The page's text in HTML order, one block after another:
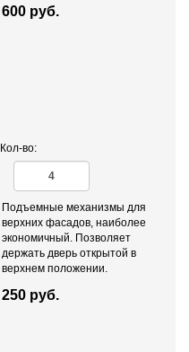
600 руб.
Кол-во:
Подъемные механизмы для
верхних фасадов, наиболее
экономичный. Позволяет
держать дверь открытой в
верхнем положении.
250 руб.